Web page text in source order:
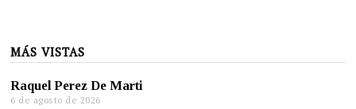
MÁS VISTAS
Raquel Perez De Marti
6 de agosto de 2026